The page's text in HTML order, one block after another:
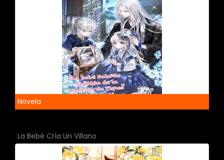
Novela
La Bebé Cría Un Villano